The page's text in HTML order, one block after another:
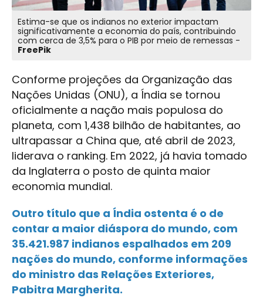
Estima-se que os indianos no exterior impactam
significativamente a economia do país, contribuindo
com cerca de 3,5% para o PIB por meio de remessas -
FreePik
Conforme projeções da Organização das
Nações Unidas (ONU), a Índia se tornou
oficialmente a nação mais populosa do
planeta, com 1,438 bilhão de habitantes, ao
ultrapassar a China que, até abril de 2023,
liderava o ranking. Em 2022, já havia tomado
da Inglaterra o posto de quinta maior
economia mundial.
Outro título que a Índia ostenta é o de
contar a maior diáspora do mundo, com
35.421.987 indianos espalhados em 209
nações do mundo, conforme informações
do ministro das Relações Exteriores,
Pabitra Margherita.